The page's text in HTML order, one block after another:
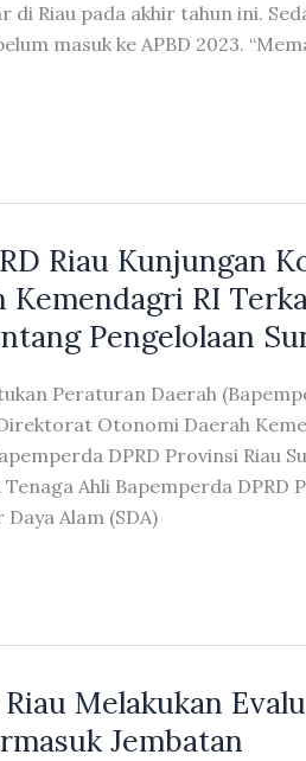
di Riau pada akhir tahun ini.
masuk ke APBD 2023.
Riau Kunjungan
Kemendagri RI
Pengelolaan
Peraturan Daerah
Otonomi Daerah
DPRD Provinsi Riau
Tenaga Ahli Bapemperda
Alam (SDA)
Melakukan
Jembatan